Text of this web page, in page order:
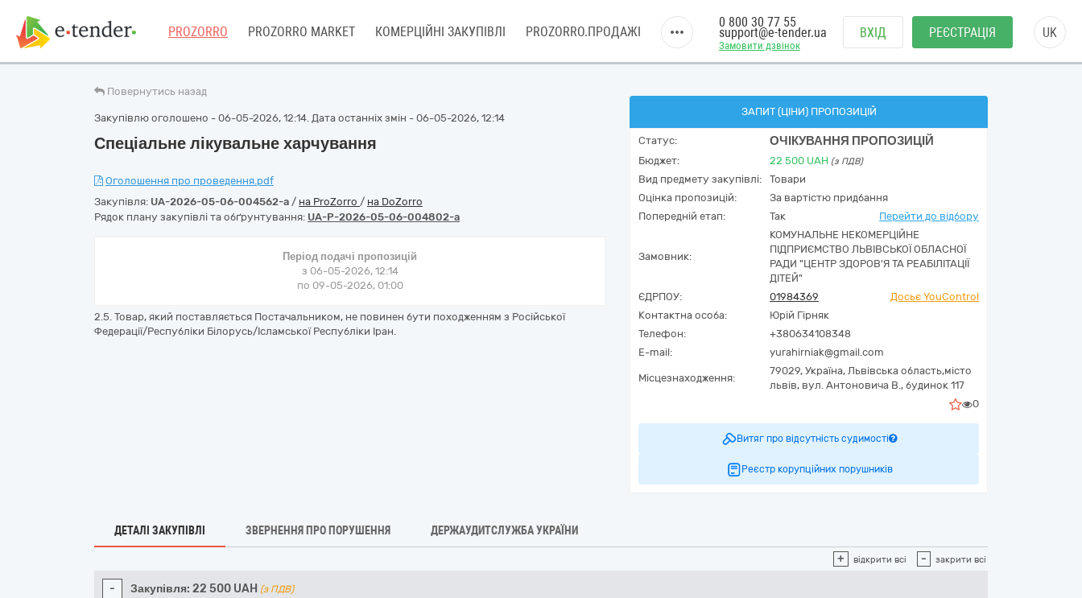
PROZORRO PROZORRO MARKET КОМЕРЦІЙНІ ЗАКУПІВЛІ PROZORRO.ПРОДАЖІ
Замовити дзвінок
0 800 30 77 55
support@e-tender.ua ВХІД РЕЄСТРАЦІЯ UK
Повернутись назад
Закупівлю оголошено - 06-05-2026, 12:14. Дата останніх змін - 06-05-2026, 12:14
Спеціальне лікувальне харчування
Оголошення про проведення.pdf
Закупівля: UA-2026-05-06-004562-a / на ProZorro / на DoZorro
Рядок плану закупівлі та обґрунтування: UA-P-2026-05-06-004802-a
Період подачі пропозицій
з 06-05-2026, 12:14
по 09-05-2026, 01:00
2.5. Товар, який поставляється Постачальником, не повинен бути походженням з Російської
Федерації/Республіки Білорусь/Ісламської Республіки Іран.
ЗАПИТ (ЦІНИ) ПРОПОЗИЦІЙ
Статус: ОЧІКУВАННЯ ПРОПОЗИЦІЙ
Бюджет: 22 500 UAH (з ПДВ)
Вид предмету закупівлі:
Товари
Оцінка пропозицій:
За вартістю придбання
Попередній етап:
Так Перейти до відбору
Замовник:
КОМУНАЛЬНЕ НЕКОМЕРЦІЙНЕ
ПІДПРИЄМСТВО ЛЬВІВСЬКОЇ ОБЛАСНОЇ
РАДИ "ЦЕНТР ЗДОРОВ'Я ТА РЕАБІЛІТАЦІЇ
ДІТЕЙ"
ЄДРПОУ:
01984369
Досьє YouControl
Контактна особа:
Юрій Гірняк
Телефон:
+380634108348
E-mail:
yurahirniak@gmail.com
Місцезнаходження:
79029, Україна, Львівська область,місто
львів, вул. Антоновича В., будинок 117
0
Витяг про відсутність судимості
Реєстр корупційних порушників
ДЕТАЛІ ЗАКУПІВЛІ ЗВЕРНЕННЯ ПРО ПОРУШЕННЯ ДЕРЖАУДИТСЛУЖБА УКРАЇНИ
+ відкрити всі - закрити всі
- Закупівля: 22 500 UAH (з ПДВ)